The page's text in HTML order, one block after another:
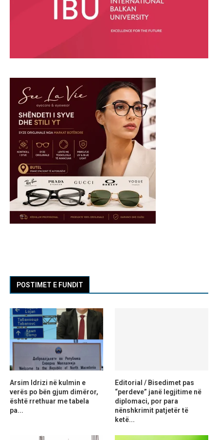
POSTIMET E FUNDIT
Arsim Idrizi në kulmin e
verës po bën gjum dimëror,
është rrethuar me tabela
pa...
Editorial / Bisedimet pas
“perdeve” janë legjitime në
diplomaci, por para
nënshkrimit patjetër të
ketë...